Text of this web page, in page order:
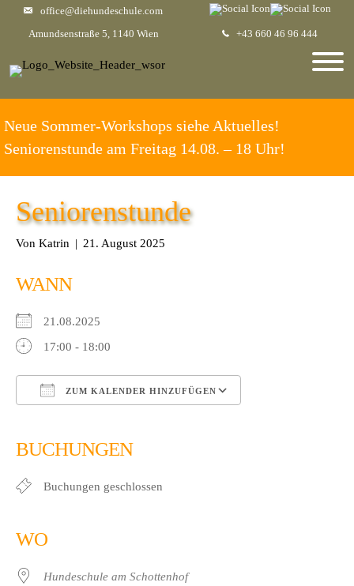
office@diehundeschule.com
+43 660 46 96 444
Amundsenstraße 5, 1140 Wien
Neue Sommer-Workshops siehe Aktuelles!
Seniorenstunde am Freitag 14.08. – 18 Uhr!
Seniorenstunde
Von Katrin | 21. August 2025
WANN
21.08.2025
17:00 - 18:00
ZUM KALENDER HINZUFÜGEN
BUCHUNGEN
Buchungen geschlossen
WO
Hundeschule am Schottenhof